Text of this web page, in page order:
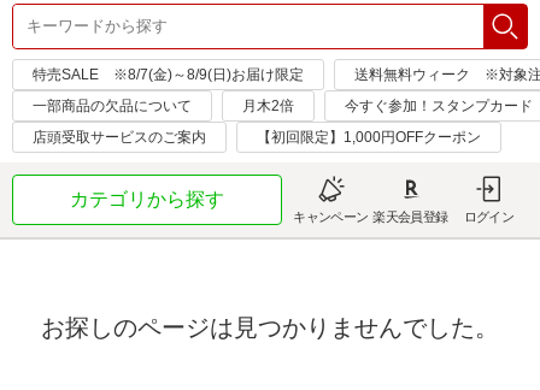
特売SALE ※8/7(金)～8/9(日)お届け限定
送料無料ウィーク ※対象
一部商品の欠品について
月木2倍
今すぐ参加！スタンプカード
店頭受取サービスのご案内
【初回限定】1,000円OFFクーポン
カテゴリから探す
キャンペーン 楽天会員登録 ログイン
お探しのページは見つかりませんでした。